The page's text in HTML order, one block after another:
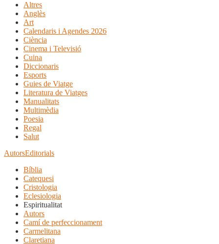
Altres
Anglès
Art
Calendaris i Agendes 2026
Ciència
Cinema i Televisió
Cuina
Diccionaris
Esports
Guies de Viatge
Literatura de Viatges
Manualitats
Multimèdia
Poesia
Regal
Salut
AutorsEditorials
Bíblia
Catequesi
Cristologia
Eclesiologia
Espiritualitat
Autors
Camí de perfeccionament
Carmelitana
Claretiana